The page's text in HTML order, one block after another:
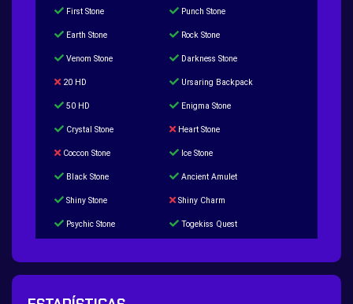
First Stone Punch Stone
Earth Stone Rock Stone
Venom Stone Darkness Stone
20 HD Ursaring Backpack
50 HD Enigma Stone
Crystal Stone Heart Stone
Coccon Stone Ice Stone
Black Stone Ancient Amulet
Shiny Stone Shiny Charm
Psychic Stone Togekiss Quest
200 Great Ball Quest